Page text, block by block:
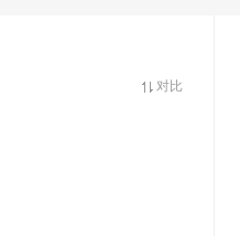
对比